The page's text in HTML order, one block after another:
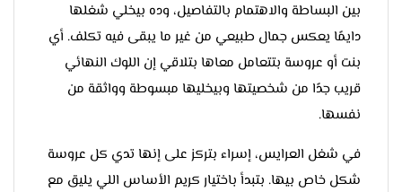
بين البساطة والاهتمام بالتفاصيل، وده بيخلي شغلها
دايمًا يعكس جمال طبيعي من غير ما يبقى فيه تكلف. أي
بنت أو عروسة بتتعامل معاها بتلاقي إن اللوك النهائي
قريب جدًا من شخصيتها وبيخليها مبسوطة وواثقة من
نفسها.
في شغل العرايس، إسراء بتركز على إنها تدي كل عروسة
شكل خاص بيها. بتبدأ باختيار كريم الأساس اللي يليق مع